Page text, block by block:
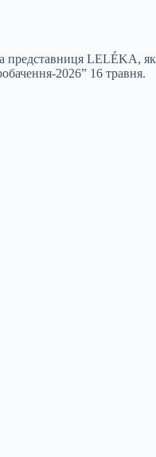
представниця LELÉKA,
2026” 16 травня.